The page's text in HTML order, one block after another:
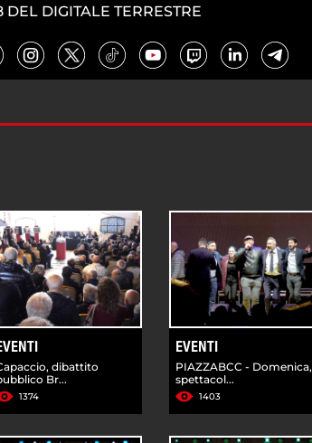
DIGITALE TERRESTRE
dibattito
Br...
1374
EVENTI
PIAZZABCC - Domenica,
spettacol...
1403